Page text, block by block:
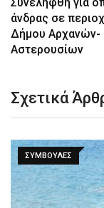
Συνελήφθη για
άνδρας σε
Δήμου Αρχανών-
Αστερουσίων
Σχετικά
ΣΥΜΒΟΥΛΈΣ